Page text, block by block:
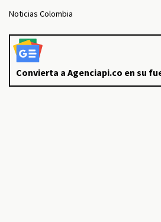
Noticias Colombia
Convierta a Agenciapi.co en su